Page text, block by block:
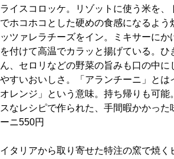
カレーが好き
京都おやつクラブ
私と店のはなし
今月の京みやげ
ライスコロッケ。リゾットに使う米を、
でホコホコとした硬めの食感になるよう
ッツァレラチーズをイン。ミキサーに
を付けて高温でカラッと揚げている。ひ
ん、セロリなどの野菜の旨みも口の中に
やすいおいしさ。「アランチーニ」とは
オレンジ」という意味。持ち帰りも可能
スなレシピで作られた、手間暇かかった
ーニ550円
イタリアから取り寄せた特注の窯で焼く